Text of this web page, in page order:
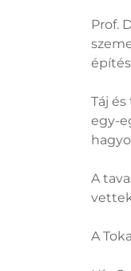
Prof.
Táj
egy-
A
A